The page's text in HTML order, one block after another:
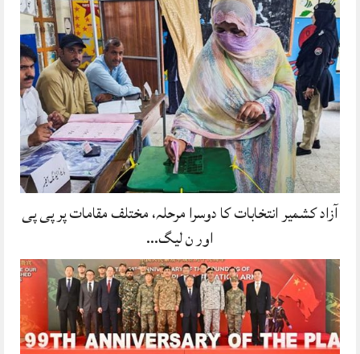
آزاد کشمیر انتخابات کا دوسرا مرحلہ، مختلف مقامات پر پی پی
اور ن لیگ…